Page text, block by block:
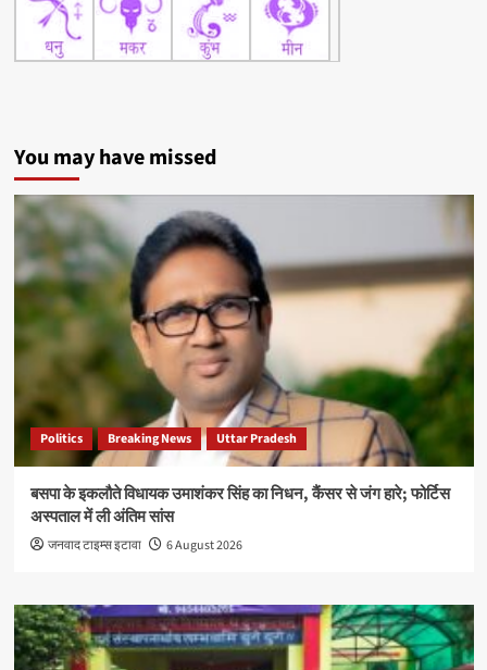
You may have missed
Politics Breaking News Uttar Pradesh
बसपा के इकलौते विधायक उमाशंकर सिंह का निधन, कैंसर से जंग हारे; फोर्टिस
अस्पताल में ली अंतिम सांस
जनवाद टाइम्स इटावा 6 August 2026